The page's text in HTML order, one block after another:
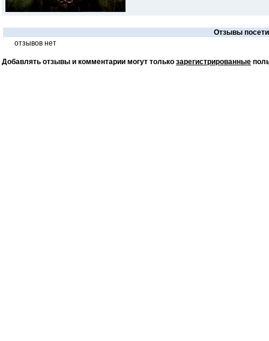
Отзывы
отзывов нет
Добавлять отзывы и комментарии могут только зарегистрированные